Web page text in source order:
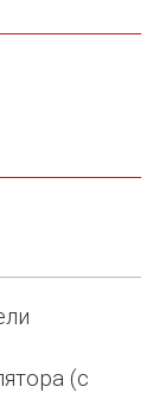
(с